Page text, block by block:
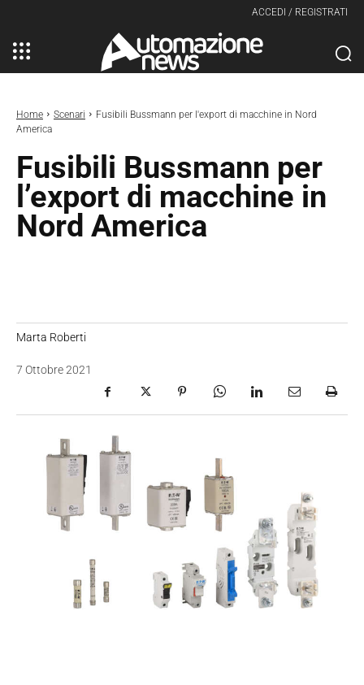
ACCEDI / REGISTRATI
Home Scenari
Fusibili Bussmann per l'export di macchine in Nord
America
Fusibili Bussmann per
l’export di macchine in
Nord America
Marta Roberti
7 Ottobre 2021